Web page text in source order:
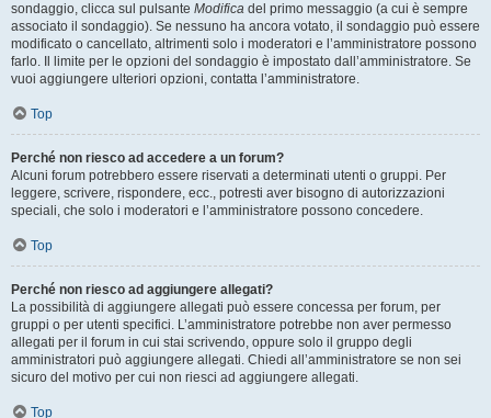
sondaggio, clicca sul pulsante Modifica del primo messaggio (a cui è sempre
associato il sondaggio). Se nessuno ha ancora votato, il sondaggio può essere
modificato o cancellato, altrimenti solo i moderatori e l’amministratore possono
farlo. Il limite per le opzioni del sondaggio è impostato dall’amministratore. Se
vuoi aggiungere ulteriori opzioni, contatta l’amministratore.
Top
Perché non riesco ad accedere a un forum?
Alcuni forum potrebbero essere riservati a determinati utenti o gruppi. Per
leggere, scrivere, rispondere, ecc., potresti aver bisogno di autorizzazioni
speciali, che solo i moderatori e l’amministratore possono concedere.
Top
Perché non riesco ad aggiungere allegati?
La possibilità di aggiungere allegati può essere concessa per forum, per
gruppi o per utenti specifici. L’amministratore potrebbe non aver permesso
allegati per il forum in cui stai scrivendo, oppure solo il gruppo degli
amministratori può aggiungere allegati. Chiedi all’amministratore se non sei
sicuro del motivo per cui non riesci ad aggiungere allegati.
Top